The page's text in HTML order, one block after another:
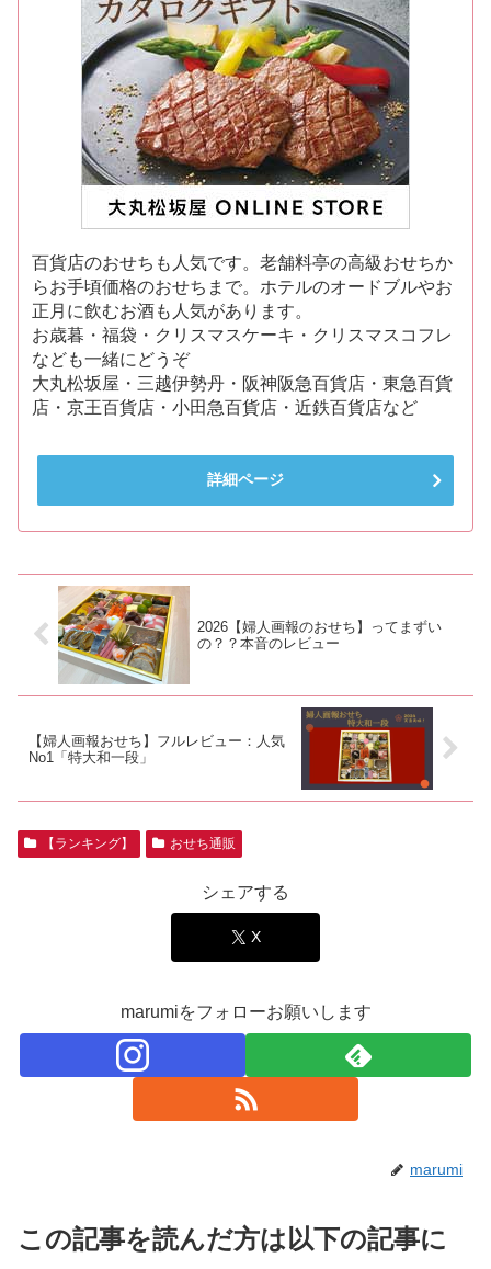
百貨店のおせちも人気です。老舗料亭の高級おせちか
らお手頃価格のおせちまで。ホテルのオードブルやお
正月に飲むお酒も人気があります。
お歳暮・福袋・クリスマスケーキ・クリスマスコフレ
なども一緒にどうぞ
大丸松坂屋・三越伊勢丹・阪神阪急百貨店・東急百貨
店・京王百貨店・小田急百貨店・近鉄百貨店など
詳細ページ
2026【婦人画報のおせち】ってまずい
の？？本音のレビュー
【婦人画報おせち】フルレビュー：人気
No1「特大和一段」
【ランキング】 おせち通販
シェアする
X
marumiをフォローお願いします
marumi
この記事を読んだ方は以下の記事に